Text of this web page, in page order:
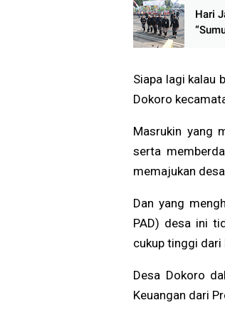
Hari
Siapa lagi kalau
Dokoro
Masrukin yang
serta
memajukan
Dan yang
PAD) desa ini
cukup tinggi dari
Desa Dokoro
Keuangan dari